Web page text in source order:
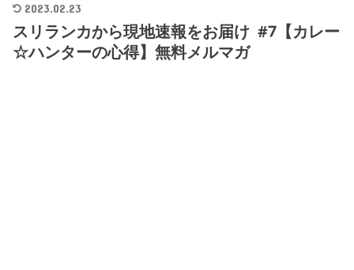
2023.02.23
スリランカから現地速報をお届け #7【カレー
☆ハンターの心得】無料メルマガ